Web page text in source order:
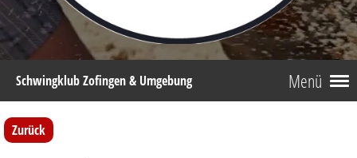
Menü
Schwingklub Zofingen & Umgebung
Zurück